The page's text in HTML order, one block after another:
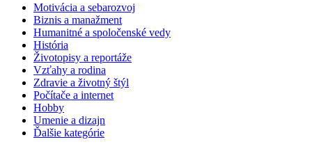
Motivácia a sebarozvoj
Biznis a manažment
Humanitné a spoločenské vedy
História
Životopisy a reportáže
Vzťahy a rodina
Zdravie a životný štýl
Počítače a internet
Hobby
Umenie a dizajn
Ďalšie kategórie